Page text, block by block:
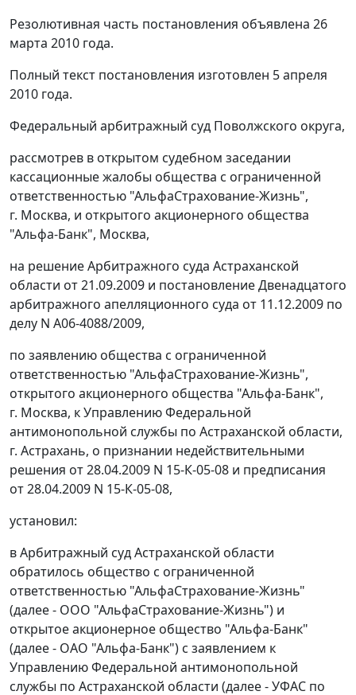
Резолютивная часть постановления объявлена 26
марта 2010 года.
Полный текст постановления изготовлен 5 апреля
2010 года.
Федеральный арбитражный суд Поволжского округа,
рассмотрев в открытом судебном заседании
кассационные жалобы общества с ограниченной
ответственностью "АльфаСтрахование-Жизнь",
г. Москва, и открытого акционерного общества
"Альфа-Банк", Москва,
на решение Арбитражного суда Астраханской
области от 21.09.2009 и постановление Двенадцатого
арбитражного апелляционного суда от 11.12.2009 по
делу N А06-4088/2009,
по заявлению общества с ограниченной
ответственностью "АльфаСтрахование-Жизнь",
открытого акционерного общества "Альфа-Банк",
г. Москва, к Управлению Федеральной
антимонопольной службы по Астраханской области,
г. Астрахань, о признании недействительными
решения от 28.04.2009 N 15-К-05-08 и предписания
от 28.04.2009 N 15-К-05-08,
установил:
в Арбитражный суд Астраханской области
обратилось общество с ограниченной
ответственностью "АльфаСтрахование-Жизнь"
(далее - ООО "АльфаСтрахование-Жизнь") и
открытое акционерное общество "Альфа-Банк"
(далее - ОАО "Альфа-Банк") с заявлением к
Управлению Федеральной антимонопольной
службы по Астраханской области (далее - УФАС по